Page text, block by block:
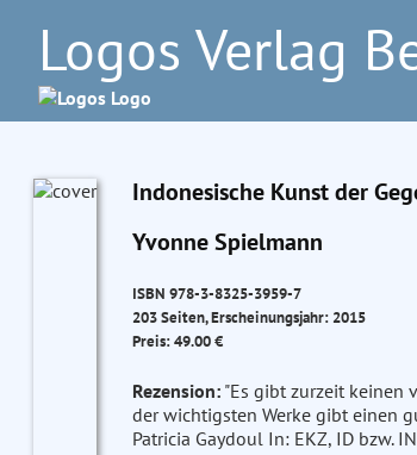
Logos Verlag
Indonesische Kunst der
Yvonne Spielmann
ISBN 978-3-8325-3959-7
203 Seiten, Erscheinungsjahr: 2015
Preis: 49.00 €
Rezension:"Es gibt zurzeit keinen
der wichtigsten Werke gibt einen
Patricia Gaydoul In: EKZ, ID bzw.